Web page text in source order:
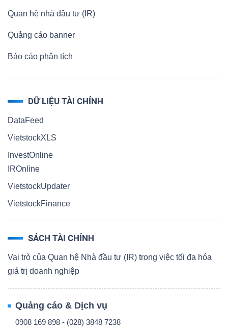
Quan hệ nhà đầu tư (IR)
Quảng cáo banner
Báo cáo phân tích
DỮ LIỆU TÀI CHÍNH
DataFeed
VietstockXLS
InvestOnline
IROnline
VietstockUpdater
VietstockFinance
SÁCH TÀI CHÍNH
Vai trò của Quan hệ Nhà đầu tư (IR) trong việc tối đa hóa
giá trị doanh nghiệp
Quảng cáo & Dịch vụ
0908 169 898 - (028) 3848 7238